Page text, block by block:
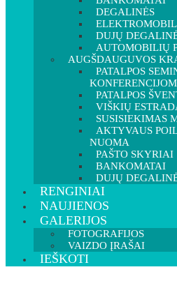
DEGALINĖS
DUJŲ
AUTOMOBILIŲ
AUGŠDAUGUVOS
PATALPOS
PATALPOS
VIŠKIŲ
SUSISIEKIMAS
AKTYVAUS
NUOMA
PAŠTO SKYRIAI
BANKOMATAI
DUJŲ
RENGINIAI
NAUJIENOS
GALERIJOS
FOTOGRAFIJOS
VAIZDO ĮRAŠAI
IEŠKOTI